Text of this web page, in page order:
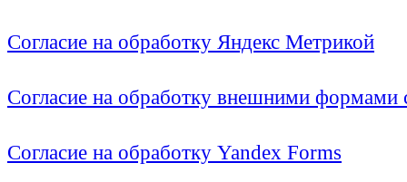
Согласие на обработку Яндекс Метрикой
Согласие на обработку внешними формами
Согласие на обработку Yandex Forms